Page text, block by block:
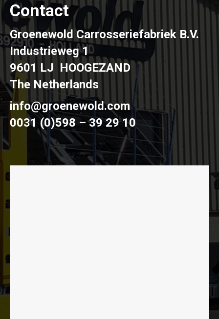
Contact
Groenewold Carrosseriefabriek B.V.
Industrieweg 1
9601 LJ HOOGEZAND
The Netherlands
info@groenewold.com
0031 (0)598 – 39 29 10